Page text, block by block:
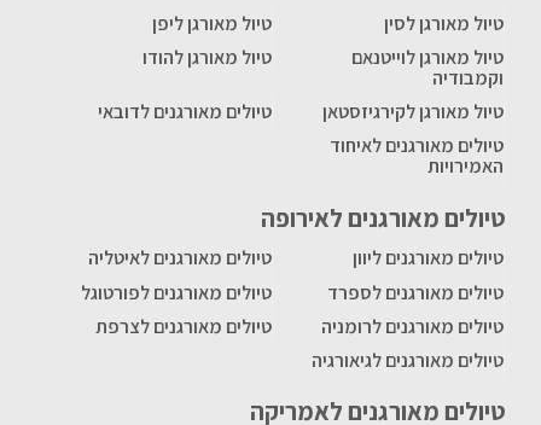
טיול מאורגן לסין
טיול מאורגן ליפן
טיול מאורגן לוייטנאם
וקמבודיה
טיול מאורגן להודו
טיול מאורגן לקירגיזסטאן
טיולים מאורגנים לדובאי
טיולים מאורגנים לאיחוד
האמירויות
טיולים מאורגנים לאירופה
טיולים מאורגנים ליוון
טיולים מאורגנים לאיטליה
טיולים מאורגנים לספרד
טיולים מאורגנים לפורטוגל
טיולים מאורגנים לרומניה
טיולים מאורגנים לצרפת
טיולים מאורגנים לגיאורגיה
טיולים מאורגנים לאמריקה